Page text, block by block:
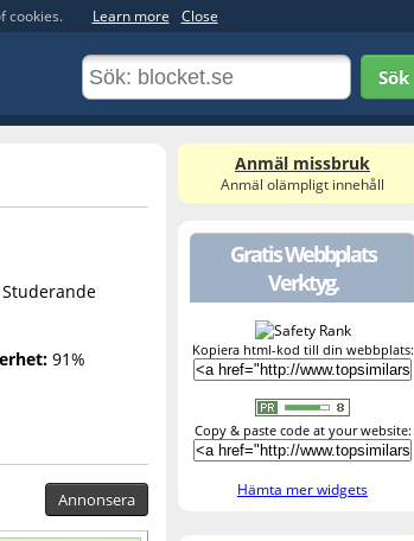
cookies. Learn more Close
Sök
91%
Annonsera
Anmäl missbruk
Anmäl olämpligt innehåll
Gratis Webbplats
Verktyg.
Kopiera html-kod till din webbplats:
Copy & paste code at your website:
Hämta mer widgets